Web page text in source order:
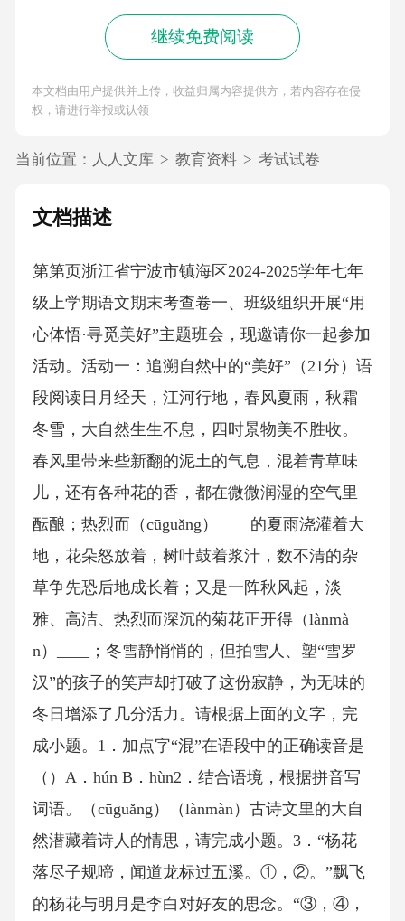
继续免费阅读
本文档由用户提供并上传，收益归属内容提供方，若内容存在侵
权，请进行举报或认领
当前位置： 人人文库 > 教育资料 > 考试试卷
文档描述
第第页浙江省宁波市镇海区2024-2025学年七年
级上学期语文期末考查卷一、班级组织开展“用
心体悟·寻觅美好”主题班会，现邀请你一起参加
活动。活动一：追溯自然中的“美好”（21分）语
段阅读日月经天，江河行地，春风夏雨，秋霜
冬雪，大自然生生不息，四时景物美不胜收。
春风里带来些新翻的泥土的气息，混着青草味
儿，还有各种花的香，都在微微润湿的空气里
酝酿；热烈而（cūguǎng）____的夏雨浇灌着大
地，花朵怒放着，树叶鼓着浆汁，数不清的杂
草争先恐后地成长着；又是一阵秋风起，淡
雅、高洁、热烈而深沉的菊花正开得（lànmà
n）____；冬雪静悄悄的，但拍雪人、塑“雪罗
汉”的孩子的笑声却打破了这份寂静，为无味的
冬日增添了几分活力。请根据上面的文字，完
成小题。1．加点字“混”在语段中的正确读音是
（）A．hún B．hùn2．结合语境，根据拼音写
词语。（cūguǎng）（lànmàn）古诗文里的大自
然潜藏着诗人的情思，请完成小题。3．“杨花
落尽子规啼，闻道龙标过五溪。①，②。”飘飞
的杨花与明月是李白对好友的思念。“③，④，